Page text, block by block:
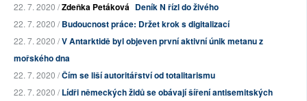
22. 7. 2020 /Zdeňka Petáková Deník N řízl do živého
22. 7. 2020 /Budoucnost práce: Držet krok s digitalizací
22. 7. 2020 /V Antarktidě byl objeven první aktivní únik metanu z
mořského dna
22. 7. 2020 /Čím se liší autoritářství od totalitarismu
22. 7. 2020 /Lídři německých židů se obávají šíření antisemitských